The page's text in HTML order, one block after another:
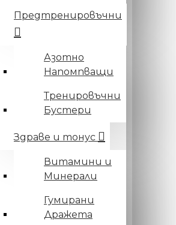
Предтренировъчни
Азотно
Напомпващи
Тренировъчни
Бустери
Здраве и тонус
Витамини и
Минерали
Гумирани
Дражета